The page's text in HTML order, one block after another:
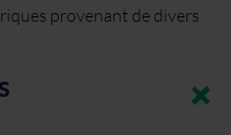
provenant de divers